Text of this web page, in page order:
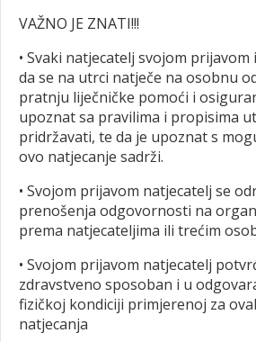
VAŽNO JE ZNATI!!!
• Svaki natjecatelj svojom
da se na utrci natječe na osobnu
pratnju liječničke pomoći i
upoznat sa pravilima i propisima
pridržavati, te da je upoznat s
ovo natjecanje sadrži.
• Svojom prijavom natjecatelj se
prenošenja odgovornosti na
prema natjecateljima ili trećim
• Svojom prijavom natjecatelj
zdravstveno sposoban i u
fizičkoj kondiciji primjerenoj za
natjecanja